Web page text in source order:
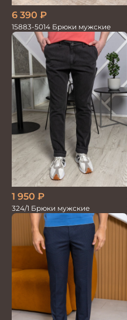
6 390 ₽
15883-5014 Брюки мужские
1 950 ₽
324/1 Брюки мужские